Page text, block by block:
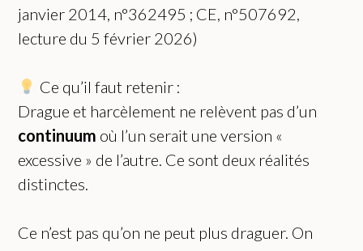
janvier 2014, n°362495 ; CE, n°507692,
lecture du 5 février 2026)
Ce qu’il faut retenir :
Drague et harcèlement ne relèvent pas d’un
continuum où l’un serait une version «
excessive » de l’autre. Ce sont deux réalités
distinctes.
Ce n’est pas qu’on ne peut plus draguer. On